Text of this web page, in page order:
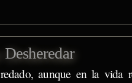
aunque en la vida